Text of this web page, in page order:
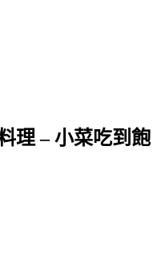
理 – 小菜吃到飽